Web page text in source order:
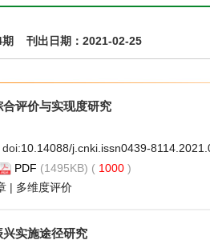
期 刊出日期：2021-02-25
评价与实现度研究
10.14088/j.cnki.issn0439-
PDF (1495KB) ( 1000 )
| 多维度评价
实施途径研究